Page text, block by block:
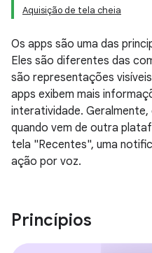
Aquisição de tela cheia
Os apps são uma das
Eles são diferentes das
são representações
apps exibem mais
interatividade.
quando vem de outra
tela "Recentes", uma
ação por voz.
Princípios